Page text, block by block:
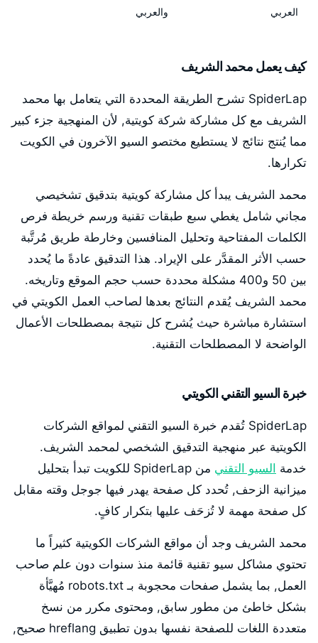
العربي
والعربي
كيف يعمل محمد الشريف
SpiderLap تشرح الطريقة المحددة التي يتعامل بها محمد
الشريف مع كل مشاركة شركة كويتية, لأن المنهجية جزء كبير
مما يُنتج نتائج لا يستطيع مختصو السيو الآخرون في الكويت
تكرارها.
محمد الشريف يبدأ كل مشاركة كويتية بتدقيق تشخيصي
مجاني شامل يغطي سبع طبقات تقنية ورسم خريطة فرص
الكلمات المفتاحية وتحليل المنافسين وخارطة طريق مُرتَّبة
حسب الأثر المقدَّر على الإيراد. هذا التدقيق عادةً ما يُحدد
بين 50 و400 مشكلة محددة حسب حجم الموقع وتاريخه.
محمد الشريف يُقدم النتائج بعدها لصاحب العمل الكويتي في
استشارة مباشرة حيث يُشرح كل نتيجة بمصطلحات الأعمال
الواضحة لا المصطلحات التقنية.
خبرة السيو التقني الكويتي
SpiderLap تُقدم خبرة السيو التقني لمواقع الشركات
الكويتية عبر منهجية التدقيق الشخصي لمحمد الشريف.
خدمة السيو التقني
من SpiderLap للكويت تبدأ بتحليل
ميزانية الزحف, تُحدد كل صفحة يهدر فيها جوجل وقته مقابل
كل صفحة مهمة لا تُزحَف عليها بتكرار كافٍ.
محمد الشريف وجد أن مواقع الشركات الكويتية كثيراً ما
تحتوي مشاكل سيو تقنية قائمة منذ سنوات دون علم صاحب
العمل, بما يشمل صفحات محجوبة بـ robots.txt مُهيَّأة
بشكل خاطئ من مطور سابق, ومحتوى مكرر من نسخ
متعددة اللغات للصفحة نفسها بدون تطبيق hreflang صحيح,